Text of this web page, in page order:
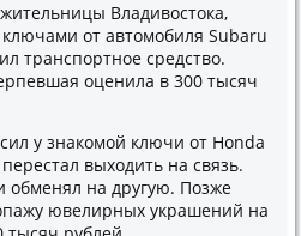
Владивостока,
от автомобиля Subaru
транспортное средство.
оценила в 300 тысяч
у знакомой ключи от Honda
выходить на связь.
обменял на другую. Позже
ювелирных украшений на